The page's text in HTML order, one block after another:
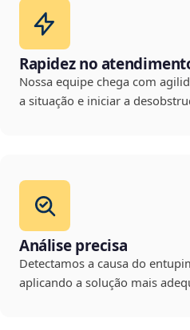
Rapidez no
Nossa equipe chega com
a situação e iniciar a
Análise precisa
Detectamos a causa do
aplicando a solução mais